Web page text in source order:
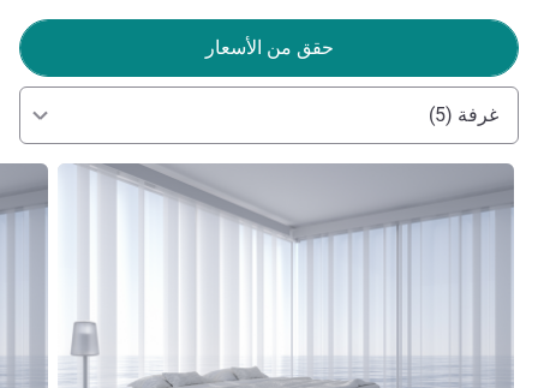
حقق من الأسعار
غرفة (5)
راجع التفاصيل راجع